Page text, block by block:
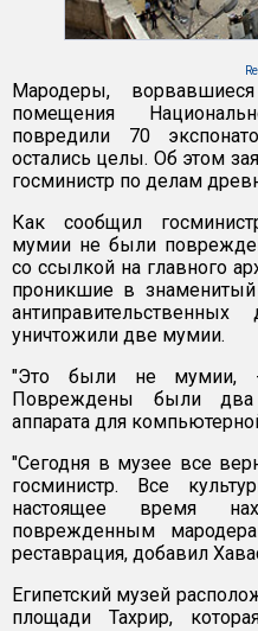
Мародеры,
помещения
повредили 70
остались целы. Об этом
госминистр по делам
Как сообщил
мумии не были
со ссылкой на главного
проникшие в
антиправительственных
уничтожили две мумии.
"Это были не мумии,
Повреждены были два
аппарата для
"Сегодня в музее все
госминистр. Все
настоящее время
поврежденным
реставрация, добавил
Египетский музей
площади Тахрир,